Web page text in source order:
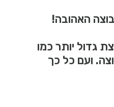
האהובה!
גדול יותר כמו
ועם כל כך